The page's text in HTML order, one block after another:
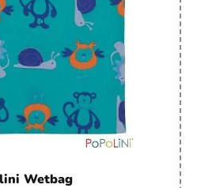
Wetbag